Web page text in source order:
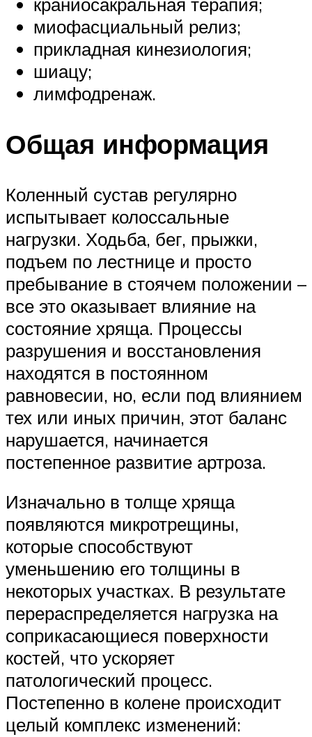
миофасциальный релиз;
прикладная кинезиология;
шиацу;
лимфодренаж.
Общая информация
Коленный сустав регулярно
испытывает колоссальные
нагрузки. Ходьба, бег, прыжки,
подъем по лестнице и просто
пребывание в стоячем положении –
все это оказывает влияние на
состояние хряща. Процессы
разрушения и восстановления
находятся в постоянном
равновесии, но, если под влиянием
тех или иных причин, этот баланс
нарушается, начинается
постепенное развитие артроза.
Изначально в толще хряща
появляются микротрещины,
которые способствуют
уменьшению его толщины в
некоторых участках. В результате
перераспределяется нагрузка на
соприкасающиеся поверхности
костей, что ускоряет
патологический процесс.
Постепенно в колене происходит
целый комплекс изменений: